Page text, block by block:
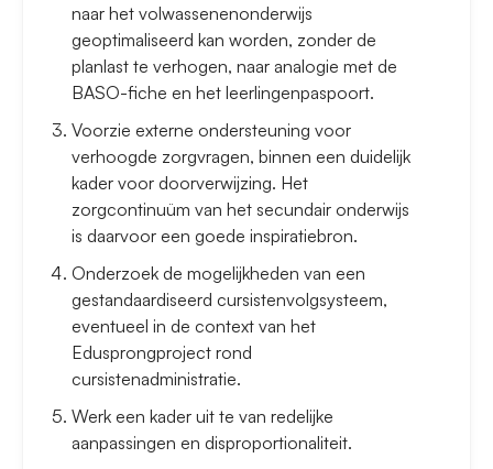
naar het volwassenenonderwijs
geoptimaliseerd kan worden, zonder de
planlast te verhogen, naar analogie met de
BASO-fiche en het leerlingenpaspoort.
Voorzie externe ondersteuning voor
verhoogde zorgvragen, binnen een duidelijk
kader voor doorverwijzing. Het
zorgcontinuüm van het secundair onderwijs
is daarvoor een goede inspiratiebron.
Onderzoek de mogelijkheden van een
gestandaardiseerd cursistenvolgsysteem,
eventueel in de context van het
Edusprongproject rond
cursistenadministratie.
Werk een kader uit te van redelijke
aanpassingen en disproportionaliteit.